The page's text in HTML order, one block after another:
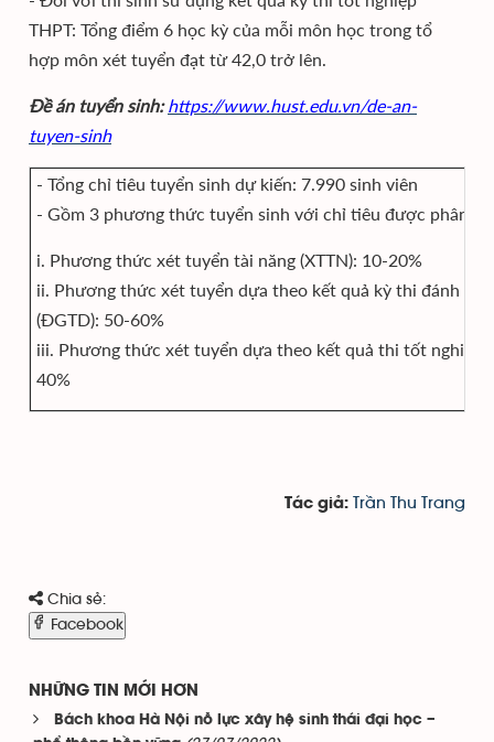
THPT: Tổng điểm 6 học kỳ của mỗi môn học trong tổ
hợp môn xét tuyển đạt từ 42,0 trở lên.
Đề án tuyển sinh: https://www.hust.edu.vn/de-an-
tuyen-sinh
- Tổng chỉ tiêu tuyển sinh dự kiến: 7.990 sinh viên
- Gồm 3 phương thức tuyển sinh với chỉ tiêu được phân
i. Phương thức xét tuyển tài năng (XTTN): 10-20%
ii. Phương thức xét tuyển dựa theo kết quả kỳ thi đánh giá
(ĐGTD): 50-60%
iii. Phương thức xét tuyển dựa theo kết quả thi tốt nghiệp
40%
Tác giả: Trần Thu Trang
Chia sẻ:
Facebook
NHỮNG TIN MỚI HƠN
Bách khoa Hà Nội nỗ lực xây hệ sinh thái đại học –